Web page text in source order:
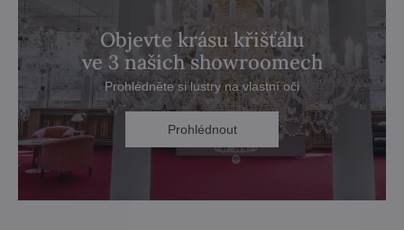
Objevte krásu křišťálu
ve 3 našich showroomech
Prohlédněte si lustry na vlastní oči
Prohlédnout